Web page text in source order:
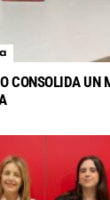
CONSOLIDA UN